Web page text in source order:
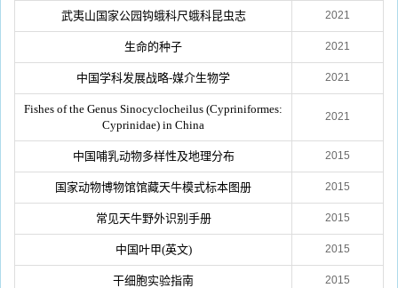
武夷山国家公园钩蛾科尺蛾科昆虫志 2021
生命的种子 2021
中国学科发展战略-媒介生物学 2021
Fishes of the Genus Sinocyclocheilus (Cypriniformes:
Cyprinidae) in China
2021
中国哺乳动物多样性及地理分布 2015
国家动物博物馆馆藏天牛模式标本图册 2015
常见天牛野外识别手册 2015
中国叶甲(英文) 2015
干细胞实验指南 2015